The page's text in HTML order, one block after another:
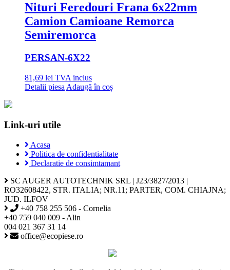
Nituri Feredouri Frana 6x22mm
Camion Camioane Remorca
Semiremorca
PERSAN-6X22
81,69 lei TVA inclus
Detalii piesa Adaugă în coș
Link-uri utile
Acasa
Politica de confidentialitate
Declaratie de consimtamant
SC AUGER AUTOTECHNIK SRL | J23/3827/2013 |
RO32608422, STR. ITALIA; NR.11; PARTER, COM. CHIAJNA;
JUD. ILFOV
+40 758 255 506 - Cornelia
+40 759 040 009 - Alin
004 021 367 31 14
office@ecopiese.ro